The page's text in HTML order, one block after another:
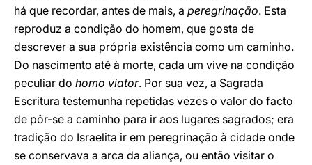
há que recordar, antes de mais, a peregrinação. Esta
reproduz a condição do homem, que gosta de
descrever a sua própria existência como um caminho.
Do nascimento até à morte, cada um vive na condição
peculiar do homo viator. Por sua vez, a Sagrada
Escritura testemunha repetidas vezes o valor do facto
de pôr-se a caminho para ir aos lugares sagrados; era
tradição do Israelita ir em peregrinação à cidade onde
se conservava a arca da aliança, ou então visitar o